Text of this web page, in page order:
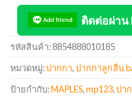
ติดต่อผ่าน
รหัสสินค้า:8854888010185
หมวดหมู่:ปากกา,ปากกาลูกลื่น
ป้ายกำกับ:MAPLES,mp123,ปา